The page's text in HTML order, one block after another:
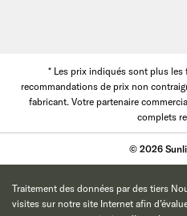
* Les prix indiqués sont plus
recommandations de prix non
fabricant. Votre partenaire
complets
© 2026
Traitement des données par des tiers
visites sur notre site Internet afin